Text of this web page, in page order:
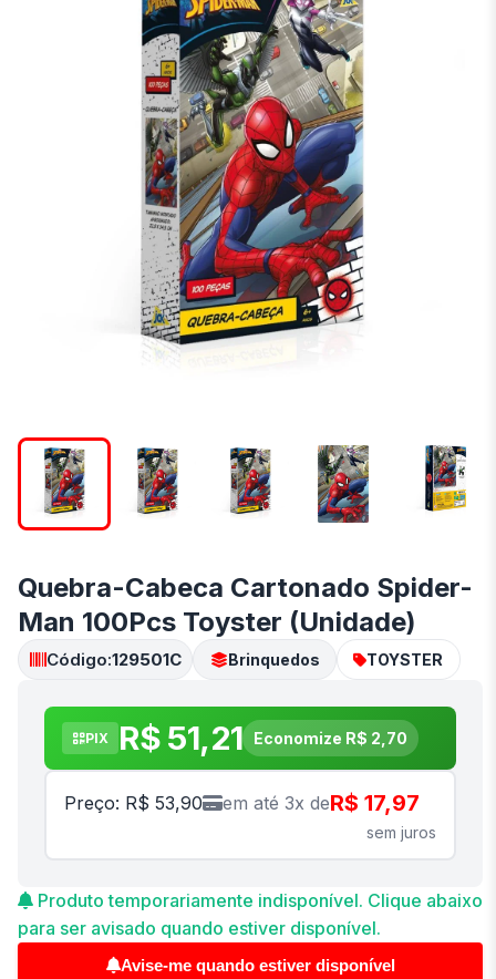
Quebra-Cabeca Cartonado Spider-
Man 100Pcs Toyster (Unidade)
Código:129501C Brinquedos TOYSTER
PIX R$ 51,21 Economize R$ 2,70
Preço: R$ 53,90 em até 3x deR$ 17,97
sem juros
Produto temporariamente indisponível. Clique abaixo
para ser avisado quando estiver disponível.
Avise-me quando estiver disponível